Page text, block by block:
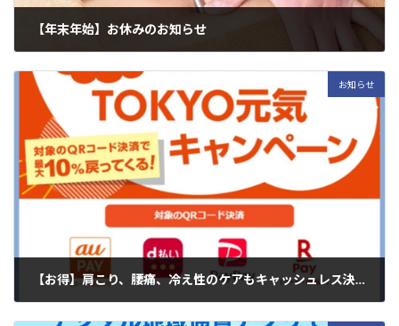
【年末年始】お休みのお知らせ
いつもご来院いただきありがとうございます。 あべ治療院の年末年始
のお知らせになります。 2024年～2025年の冬季休暇は下記の通りで
す。 休業日：2024年12月30日(月)～2025年1月3日(金) 休業期間中は
少し […]
お知らせ
【お得】肩こり、腰痛、冷え性のケアもキャッシュレス決済がおすすめ！TOKYO元気キャンペーン